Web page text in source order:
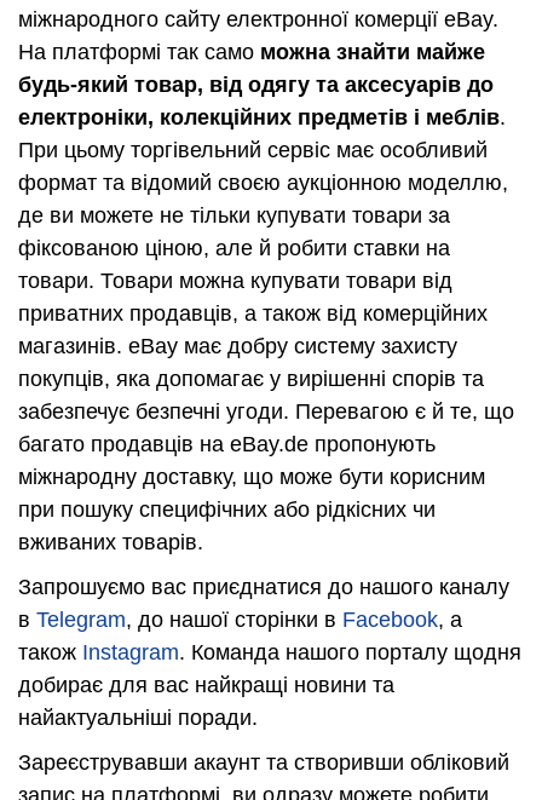
міжнародного сайту електронної комерції eBay.
На платформі так само можна знайти майже
будь-який товар, від одягу та аксесуарів до
електроніки, колекційних предметів і меблів.
При цьому торгівельний сервіс має особливий
формат та відомий своєю аукціонною моделлю,
де ви можете не тільки купувати товари за
фіксованою ціною, але й робити ставки на
товари. Товари можна купувати товари від
приватних продавців, а також від комерційних
магазинів. eBay має добру систему захисту
покупців, яка допомагає у вирішенні спорів та
забезпечує безпечні угоди. Перевагою є й те, що
багато продавців на eBay.de пропонують
міжнародну доставку, що може бути корисним
при пошуку специфічних або рідкісних чи
вживаних товарів.
Запрошуємо вас приєднатися до нашого каналу
в Telegram, до нашої сторінки в Facebook, а
також Instagram. Команда нашого порталу щодня
добирає для вас найкращі новини та
найактуальніші поради.
Зареєструвавши акаунт та створивши обліковий
запис на платформі, ви одразу можете робити